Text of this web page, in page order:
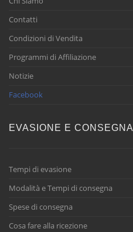
Contatti
Condizioni di Vendita
Programmi di Affiliazione
Notizie
Facebook
EVASIONE E CONSEGNA
Tempi di evasione
Modalità e Tempi di consegna
Spese di consegna
Cosa fare alla ricezione